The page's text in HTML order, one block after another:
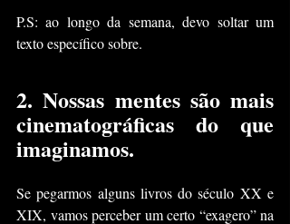
P.S: ao longo da semana, devo soltar um
texto específico sobre.
2. Nossas mentes são mais
cinematográficas do que
imaginamos.
Se pegarmos alguns livros do século XX e